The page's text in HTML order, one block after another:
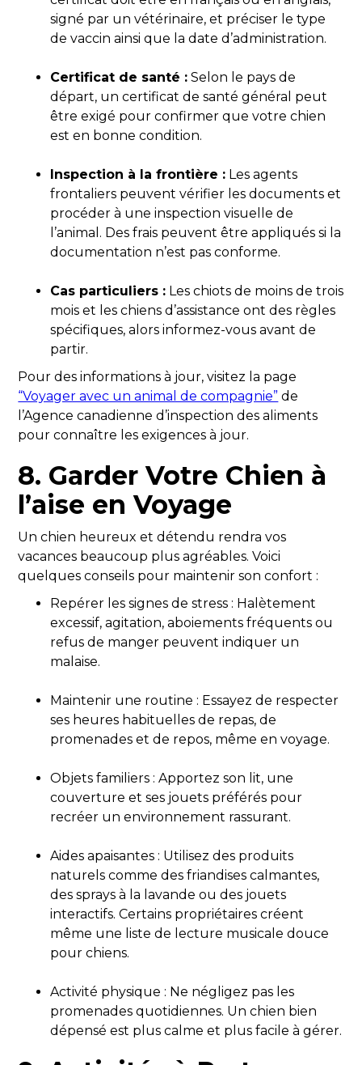
signé par un vétérinaire, et préciser le type
de vaccin ainsi que la date d’administration.
Certificat de santé : Selon le pays de
départ, un certificat de santé général peut
être exigé pour confirmer que votre chien
est en bonne condition.
Inspection à la frontière : Les agents
frontaliers peuvent vérifier les documents et
procéder à une inspection visuelle de
l’animal. Des frais peuvent être appliqués si la
documentation n’est pas conforme.
Cas particuliers : Les chiots de moins de trois
mois et les chiens d’assistance ont des règles
spécifiques, alors informez-vous avant de
partir.
Pour des informations à jour, visitez la page
“Voyager avec un animal de compagnie” de
l’Agence canadienne d’inspection des aliments
pour connaître les exigences à jour.
8. Garder Votre Chien à
l’aise en Voyage
Un chien heureux et détendu rendra vos
vacances beaucoup plus agréables. Voici
quelques conseils pour maintenir son confort :
Repérer les signes de stress : Halètement
excessif, agitation, aboiements fréquents ou
refus de manger peuvent indiquer un
malaise.
Maintenir une routine : Essayez de respecter
ses heures habituelles de repas, de
promenades et de repos, même en voyage.
Objets familiers : Apportez son lit, une
couverture et ses jouets préférés pour
recréer un environnement rassurant.
Aides apaisantes : Utilisez des produits
naturels comme des friandises calmantes,
des sprays à la lavande ou des jouets
interactifs. Certains propriétaires créent
même une liste de lecture musicale douce
pour chiens.
Activité physique : Ne négligez pas les
promenades quotidiennes. Un chien bien
dépensé est plus calme et plus facile à gérer.